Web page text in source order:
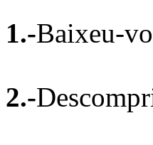
1.-Baixeu-
2.-